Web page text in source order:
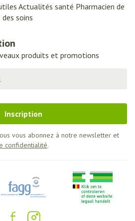
Actualités santé Pharmacien de
des soins
produits et promotions
Inscription
vous abonnez à notre newsletter et
confidentialité.